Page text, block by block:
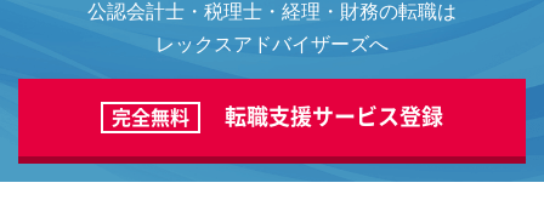
公認会計士・税理士・経理・財務の転職は
レックスアドバイザーズへ
完全無料 転職支援サービス登録